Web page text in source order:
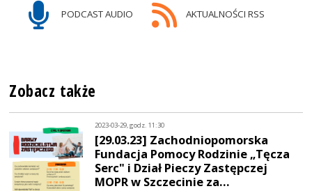
PODCAST AUDIO AKTUALNOŚCI RSS
Zobacz także
2023-03-29, godz. 11:30
[29.03.23] Zachodniopomorska
Fundacja Pomocy Rodzinie „Tęcza
Serc" i Dział Pieczy Zastępczej
MOPR w Szczecinie za…